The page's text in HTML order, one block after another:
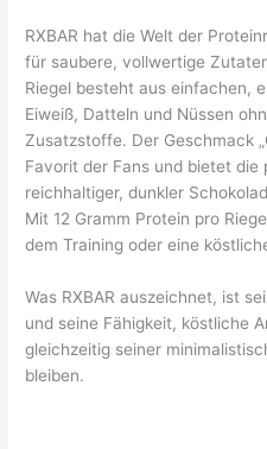
RXBAR hat die Welt der
für saubere, vollwertige
Riegel besteht aus einfachen,
Eiweiß, Datteln und Nüssen
Zusatzstoffe. Der Geschmack
Favorit der Fans und bietet die
reichhaltiger, dunkler
Mit 12 Gramm Protein pro
dem Training oder eine
Was RXBAR auszeichnet, ist
und seine Fähigkeit, köstliche
gleichzeitig seiner
bleiben.